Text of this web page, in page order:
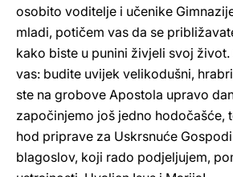
osobito voditelje i učenike
mladi, potičem vas da se
kako biste u punini živjeli svoj život.
vas: budite uvijek velikodušni,
ste na grobove Apostola upravo
započinjemo još jedno hodočašće,
hod priprave za Uskrsnuće
blagoslov, koji rado podjeljujem,